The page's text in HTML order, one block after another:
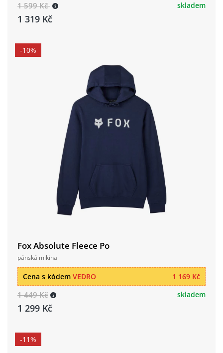
1 599 Kč
1 319 Kč
skladem
-10%
Fox Absolute Fleece Po
pánská mikina
1 169 Kč
Cena s kódem VEDRO
1 449 Kč
1 299 Kč
skladem
-11%